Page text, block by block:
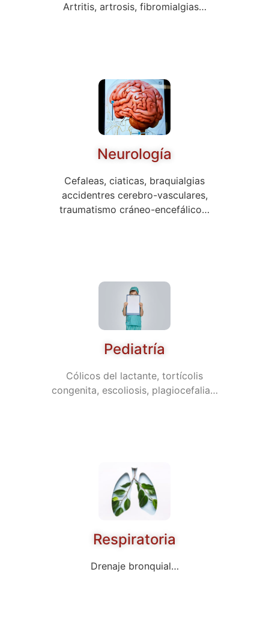
Artritis, artrosis, fibromialgias…
Neurología
Cefaleas, ciaticas, braquialgias
accidentres cerebro-vasculares,
traumatismo cráneo-encefálico…
Pediatría
Cólicos del lactante, tortícolis
congenita, escoliosis, plagiocefalia…
Respiratoria
Drenaje bronquial…